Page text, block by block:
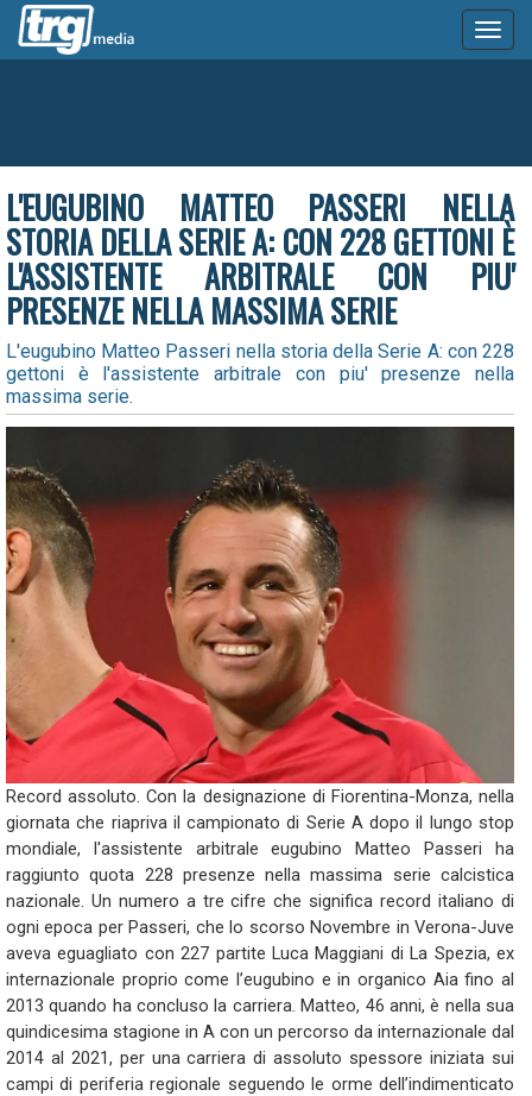
L'EUGUBINO MATTEO PASSERI NELLA
STORIA DELLA SERIE A: CON 228 GETTONI È
L'ASSISTENTE ARBITRALE CON PIU'
PRESENZE NELLA MASSIMA SERIE
L'eugubino Matteo Passeri nella storia della Serie A: con 228
gettoni è l'assistente arbitrale con piu' presenze nella
massima serie.
Record assoluto. Con la designazione di Fiorentina-Monza, nella
giornata che riapriva il campionato di Serie A dopo il lungo stop
mondiale, l'assistente arbitrale eugubino Matteo Passeri ha
raggiunto quota 228 presenze nella massima serie calcistica
nazionale. Un numero a tre cifre che significa record italiano di
ogni epoca per Passeri, che lo scorso Novembre in Verona-Juve
aveva eguagliato con 227 partite Luca Maggiani di La Spezia, ex
internazionale proprio come l’eugubino e in organico Aia fino al
2013 quando ha concluso la carriera. Matteo, 46 anni, è nella sua
quindicesima stagione in A con un percorso da internazionale dal
2014 al 2021, per una carriera di assoluto spessore iniziata sui
campi di periferia regionale seguendo le orme dell’indimenticato